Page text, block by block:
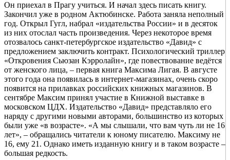
Он приехал в Прагу учиться. И начал здесь писать книгу.
Закончил уже в родном Актюбинске. Работа заняла неполный
год. Открыл Гугл, набрал «издательства России» и в десяток
из них отослал часть произведения. Через некоторое время
отозвалось санкт-петербургское издательство «Давид» с
предложением заключить контракт. Психологический триллер
«Откровения Сьюзан Кэрролайн», где повествование ведётся
от женского лица, – первая книга Максима Лигая. В августе
этого года она появилась в интернет-магазинах, очень скоро
появится на прилавках российских книжных магазинов. В
сентябре Максим принял участие в Книжной выставке в
московском ЦДХ. Издательство «Давид» представляло его
наряду с другими новыми авторами, большинство из которых
были уже «в возрасте». «А мы слышали, что вам чуть ли не 16
лет», – обращались читатели к юному писателю. Максиму не
16, ему 21. Однако иметь изданную книгу и в таком возрасте –
большая редкость.